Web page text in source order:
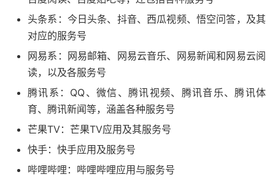
头条系：今日头条、抖音、西瓜视频、悟空问答，及其
对应的服务号
网易系：网易邮箱、网易云音乐、网易新闻和网易云阅
读，以及各服务号
腾讯系：QQ、微信、腾讯视频、腾讯音乐、腾讯体
育、腾讯新闻等，涵盖各种服务号
芒果TV：芒果TV应用及其服务号
快手：快手应用及服务号
哔哩哔哩：哔哩哔哩应用与服务号